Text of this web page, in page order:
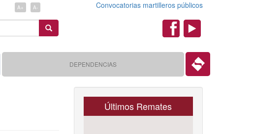
A+ A- Convocatorias martilleros públicos
Search
Sociales
DEPENDENCIAS
Últimos Remates